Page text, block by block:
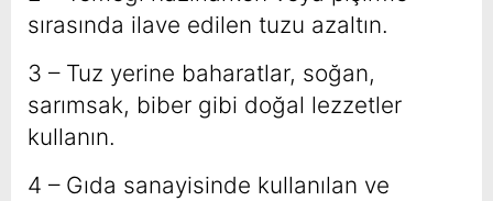
sırasında ilave edilen tuzu azaltın.
3 – Tuz yerine baharatlar, soğan,
sarımsak, biber gibi doğal lezzetler
kullanın.
4 – Gıda sanayisinde kullanılan ve